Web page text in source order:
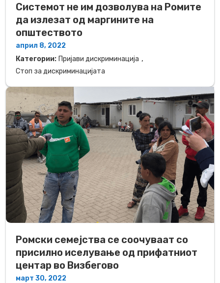
Системот не им дозволува на Ромите
да излезат од маргините на
општеството
април 8, 2022
Категории: Пријави дискриминација ,
Стоп за дискриминацијата
Ромски семејства се соочуваат со
присилно иселување од прифатниот
центар во Визбегово
март 30, 2022